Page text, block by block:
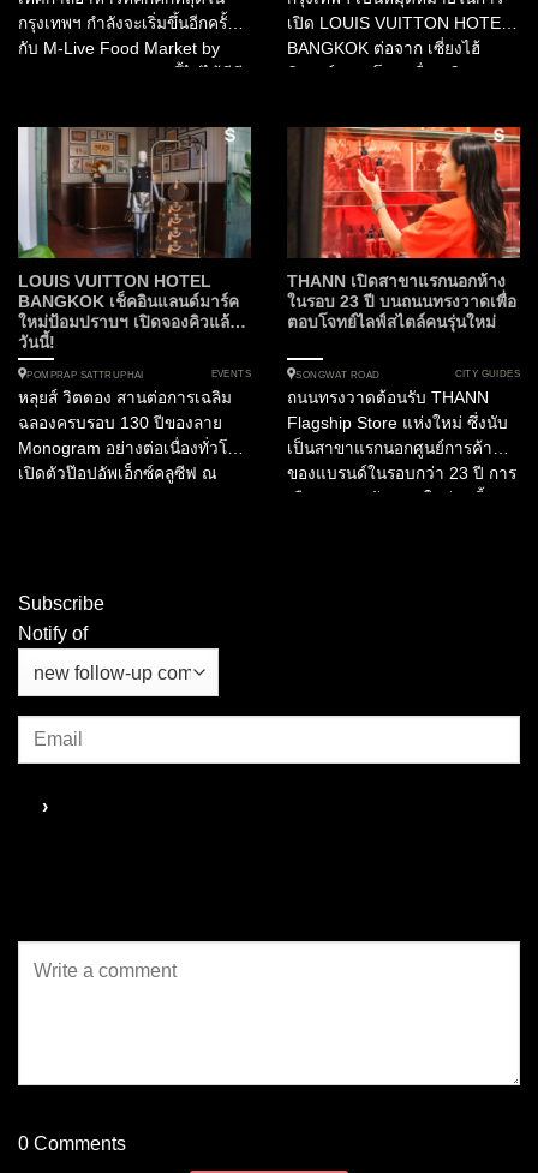
กรุงเทพฯ กำลังจะเริ่มขึ้นอีกครั้ง
กับ M-Live Food Market by
ความสนุกในธีมคาร์นิวัลมาไว้บน
ดาดฟ้าใจกลางราชประสงค์
ตลอด 3 วันเต็ม! ทำไมคุณถึงห้าม
พลาดงานนี้? งานนี้เป็นการรวม
ตัวครั้งยิ่งใหญ่ของเชฟฝีมือเยี่ยม
จากโรงแรมในเครือแมริออทก
ว่า...
เปิด LOUIS VUITTON HOTEL
BANGKOK ต่อจาก เซี่ยงไฮ้
ราวจึงเริ่มต้นขึ้นที่นี่ ในฐานะ...
LOUIS VUITTON HOTEL
BANGKOK เช็คอินแลนด์มาร์ค
ใหม่ป้อมปราบฯ เปิดจองคิวแล้ว
วันนี้!
POMPRAP SATTRUPHAI EVENTS
หลุยส์ วิตตอง สานต่อการเฉลิม
ฉลองครบรอบ 130 ปีของลาย
Monogram อย่างต่อเนื่องทั่วโลก
เปิดตัวป๊อปอัพเอ็กซ์คลูซีฟ ณ
ใต้...
THANN เปิดสาขาแรกนอกห้าง
ในรอบ 23 ปี บนถนนทรงวาดเพื่อ
ตอบโจทย์ไลฟ์สไตล์คนรุ่นใหม่
SONGWAT ROAD CITY GUIDES
ถนนทรงวาดต้อนรับ THANN
Flagship Store แห่งใหม่ ซึ่งนับ
เป็นสาขาแรกนอกศูนย์การค้า
ของแบรนด์ในรอบกว่า 23 ปี การ
Subscribe
Notify of
0 Comments